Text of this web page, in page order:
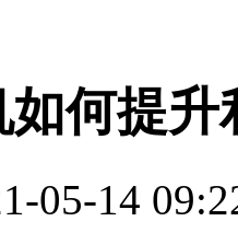
何提升
05-14